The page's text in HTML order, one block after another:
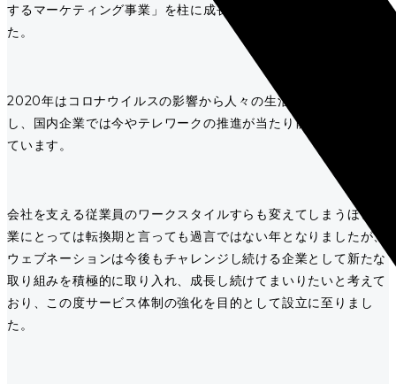
するマーケティング事業」を柱に成長を続けることができまし
た。
2020年はコロナウイルスの影響から人々の生活そのものが変化
し、国内企業では今やテレワークの推進が当たり前の状況となっ
ています。
会社を支える従業員のワークスタイルすらも変えてしまうほど企
業にとっては転換期と言っても過言ではない年となりましたが、
ウェブネーションは今後もチャレンジし続ける企業として新たな
取り組みを積極的に取り入れ、成長し続けてまいりたいと考えて
おり、この度サービス体制の強化を目的として設立に至りまし
た。